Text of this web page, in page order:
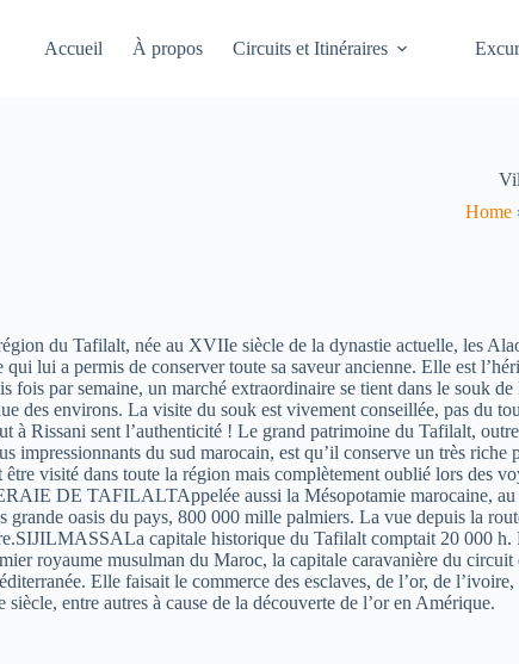
Accueil À propos Circuits et Itinéraires
Home
du Tafilalt, née au XVIIe siècle de la dynastie actuelle, les
qui lui a permis de conserver toute sa saveur ancienne. Elle est
fois par semaine, un marché extraordinaire se tient dans le souk
des environs. La visite du souk est vivement conseillée, pas du
à Rissani sent l’authenticité ! Le grand patrimoine du Tafilalt,
impressionnants du sud marocain, est qu’il conserve un très
visité dans toute la région mais complètement oublié lors des
DE TAFILALTAppelée aussi la Mésopotamie marocaine, au
grande oasis du pays, 800 000 mille palmiers. La vue depuis la
capitale historique du Tafilalt comptait 20 000 h.
royaume musulman du Maroc, la capitale caravanière du circuit
Elle faisait le commerce des esclaves, de l’or, de
siècle, entre autres à cause de la découverte de l’or en Amérique.